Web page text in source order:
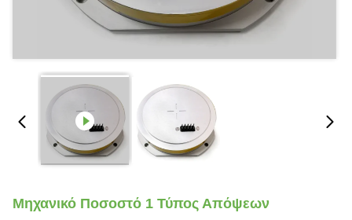
Μηχανικό Ποσοστό 1 Τύπος Απόψεων